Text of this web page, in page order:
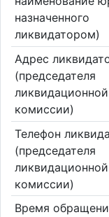
назначенного
ликвидатором)
Адрес
(председателя
ликвидационной
комиссии)
Телефон
(председателя
ликвидационной
комиссии)
Время